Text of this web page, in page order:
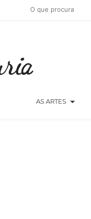
AS ARTES arrow_drop_down